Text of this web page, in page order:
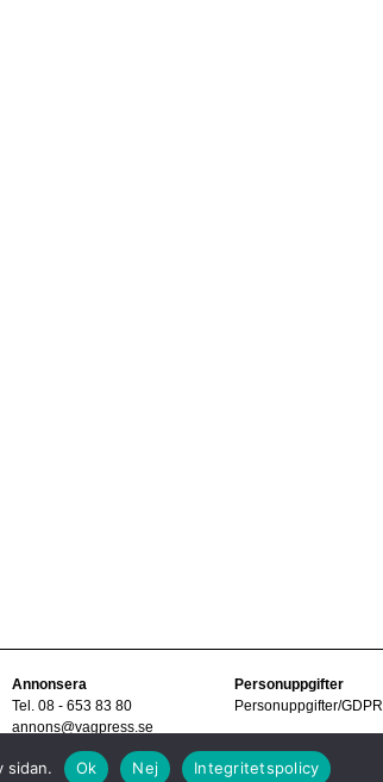
Annonsera
Tel. 08 - 653 83 80
annons@vagpress.se
Personuppgifter
Personuppgifter/GDPR
sidan. Ok Nej Integritetspolicy